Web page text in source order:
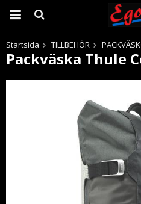
Produkten har blivit
Startsida TILLBEHÖR
Packväska Thule